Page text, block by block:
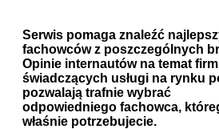
Serwis pomaga znaleźć
fachowców z poszczególnych
Opinie internautów na temat
świadczących usługi na rynku
pozwalają trafnie wybrać
odpowiedniego fachowca,
właśnie potrzebujecie.